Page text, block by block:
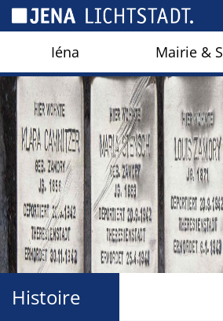
Iéna Mairie &
Histoire
Panneau de gestion des cookies